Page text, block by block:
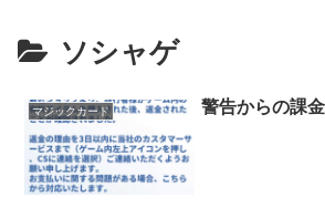
ソシャゲ
マジックカード 警告からの課